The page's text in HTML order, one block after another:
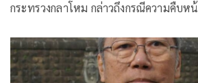
กระทรวงกลาโหม​ กล่าวถึงกรณีความคืบห
ประมาณปลายเดือนพฤษภาคมหรือต้นเ